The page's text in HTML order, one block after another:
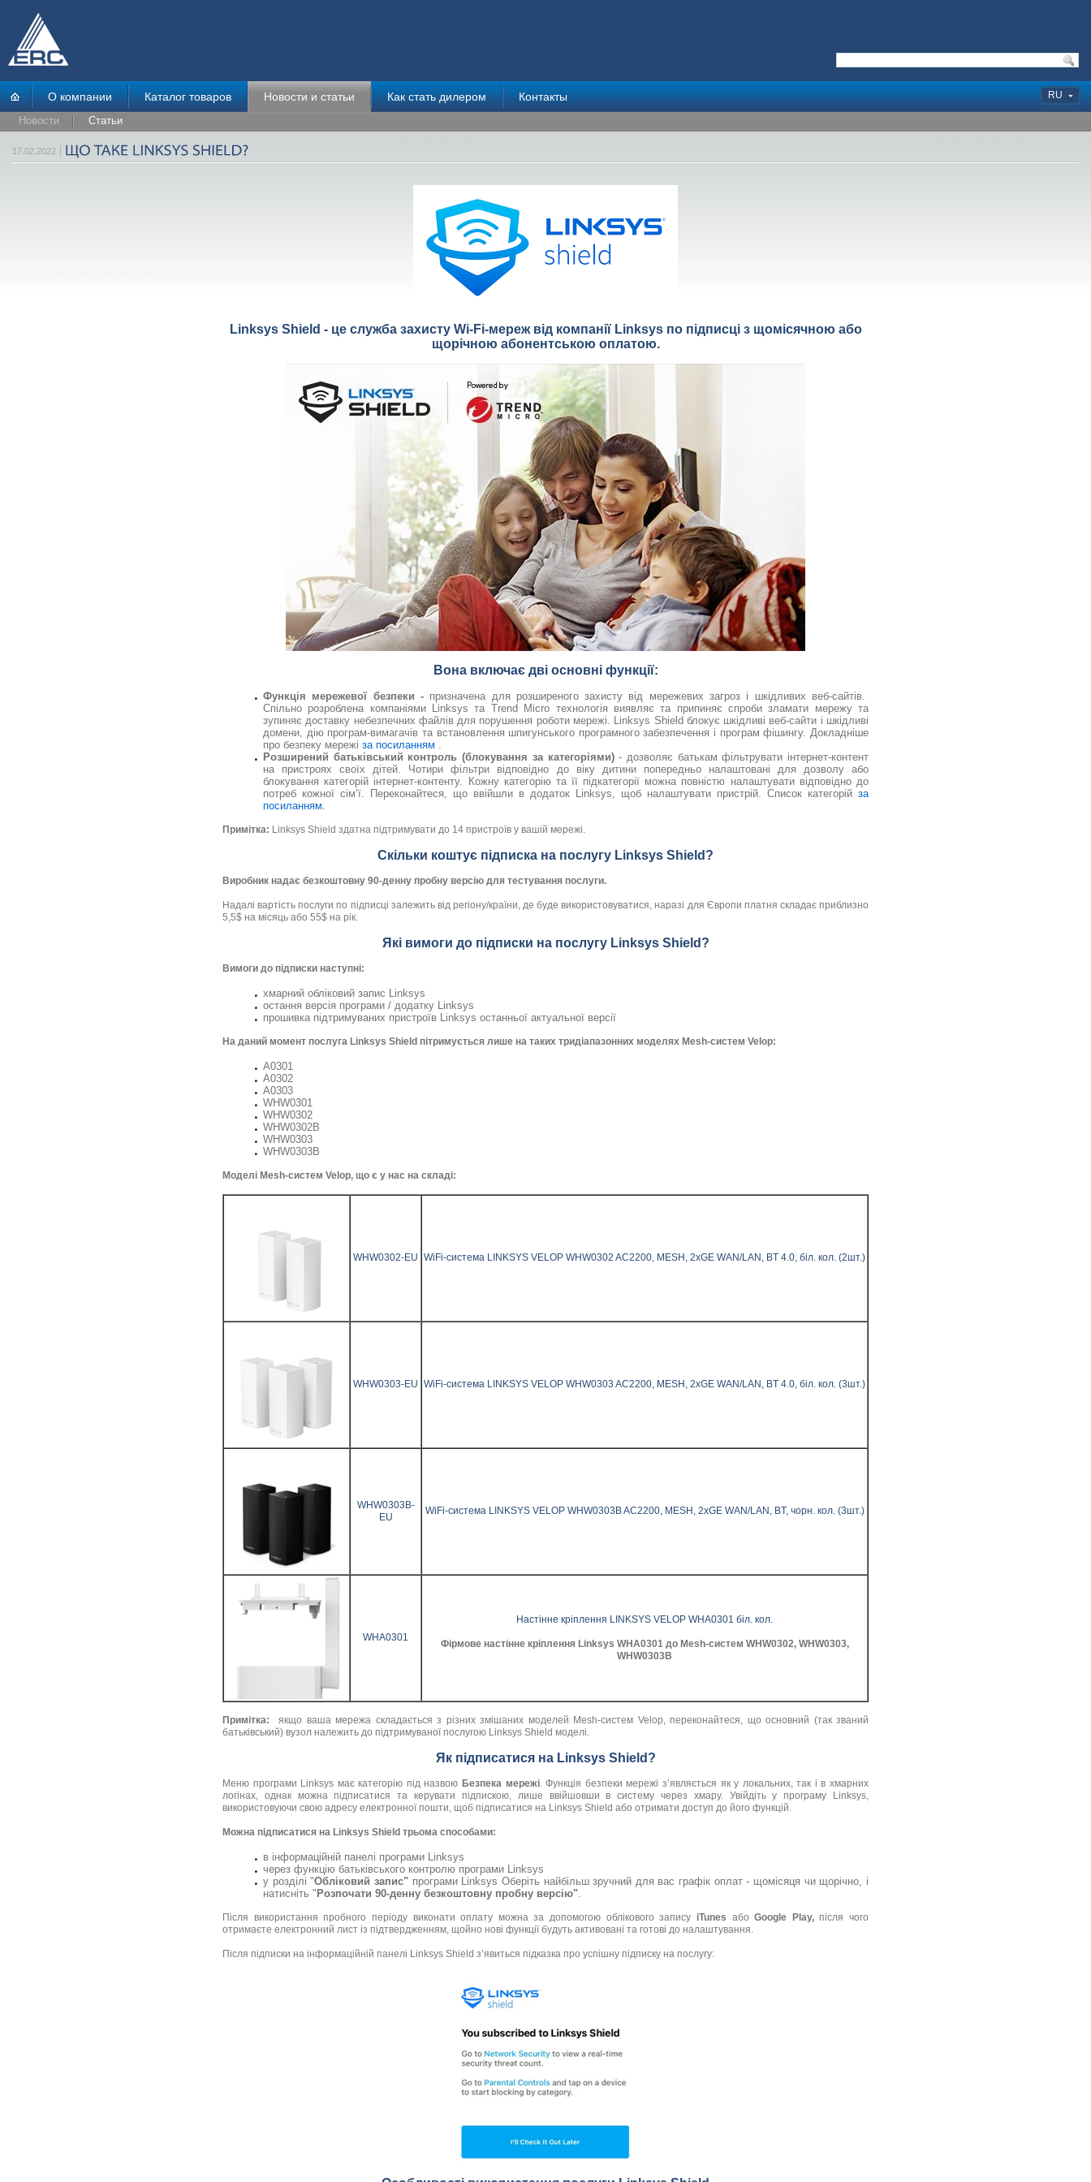
RU
О компании Каталог товаров Новости и статьи Как стать дилером Контакты
Новости Статьи
17.02.2022
Linksys Shield - це служба захисту Wi-Fi-мереж від компанії Linksys по підписці з щомісячною або
щорічною абонентською оплатою.
Вона включає дві основні функції:
Функція мережевої безпеки - призначена для розширеного захисту від мережевих загроз і шкідливих веб-сайтів.
Спільно розроблена компаніями Linksys та Trend Micro технологія виявляє та припиняє спроби зламати мережу та
зупиняє доставку небезпечних файлів для порушення роботи мережі. Linksys Shield блокує шкідливі веб-сайти і шкідливі
домени, дію програм-вимагачів та встановлення шпигунського програмного забезпечення і програм фішингу. Докладніше
про безпеку мережі за посиланням .
Розширений батьківський контроль (блокування за категоріями)- дозволяє батькам фільтрувати інтернет-контент
на пристроях своїх дітей. Чотири фільтри відповідно до віку дитини попередньо налаштовані для дозволу або
блокування категорій інтернет-контенту. Кожну категорію та її підкатегорії можна повністю налаштувати відповідно до
потреб кожної сім’ї. Переконайтеся, що ввійшли в додаток Linksys, щоб налаштувати пристрій. Список категорій за
посиланням.
Примітка: Linksys Shield здатна підтримувати до 14 пристроїв у вашій мережі.
Скільки коштує підписка на послугу Linksys Shield?
Виробник надає безкоштовну 90-денну пробну версію для тестування послуги.
Надалі вартість послуги по підписці залежить від регіону/країни, де буде використовуватися, наразі для Європи платня складає приблизно
5,5$ на місяць або 55$ на рік.
Які вимоги до підписки на послугу Linksys Shield?
Вимоги до підписки наступні:
хмарний обліковий запис Linksys
остання версія програми / додатку Linksys
прошивка підтримуваних пристроїв Linksys останньої актуальної версії
На даний момент послуга Linksys Shield пітримується лише на таких тридіапазонних моделях Mesh-систем Velop:
A0301
A0302
A0303
WHW0301
WHW0302
WHW0302B
WHW0303
WHW0303B
Моделі Mesh-систем Velop, що є у нас на складі:
WHW0302-EU WiFi-система LINKSYS VELOP WHW0302 AC2200, MESH, 2xGE WAN/LAN, BT 4.0, біл. кол. (2шт.)
WHW0303-EU WiFi-система LINKSYS VELOP WHW0303 AC2200, MESH, 2xGE WAN/LAN, BT 4.0, біл. кол. (3шт.)
WHW0303B-
EU
WiFi-система LINKSYS VELOP WHW0303B AC2200, MESH, 2xGE WAN/LAN, BT, чорн. кол. (3шт.)
WHA0301
Настінне кріплення LINKSYS VELOP WHA0301 біл. кол.
Фірмове настінне кріплення Linksys WHA0301 до Mesh-систем WHW0302, WHW0303,
WHW0303B
Примітка: якщо ваша мережа складається з різних змішаних моделей Mesh-систем Velop, переконайтеся, що основний (так званий
батьківський) вузол належить до підтримуваної послугою Linksys Shield моделі.
Як підписатися на Linksys Shield?
Меню програми Linksys має категорію під назвою Безпека мережі. Функція безпеки мережі з’являється як у локальних, так і в хмарних
логінах, однак можна підписатися та керувати підпискою, лише ввійшовши в систему через хмару. Увійдіть у програму Linksys,
використовуючи свою адресу електронної пошти, щоб підписатися на Linksys Shield або отримати доступ до його функцій.
Можна підписатися на Linksys Shield трьома способами:
в інформаційній панелі програми Linksys
через функцію батьківського контролю програми Linksys
у розділі "Обліковий запис"програми Linksys Оберіть найбільш зручний для вас графік оплат - щомісяця чи щорічно, і
натисніть " Розпочати 90-денну безкоштовну пробну версію".
Після використання пробного періоду виконати оплату можна за допомогою облікового запису iTunes абоGoogle Play,після чого
отримаєте електронний лист із підтвердженням, щойно нові функції будуть активовані та готові до налаштування.
Після підписки на інформаційній панелі Linksys Shield з’явиться підказка про успішну підписку на послугу: